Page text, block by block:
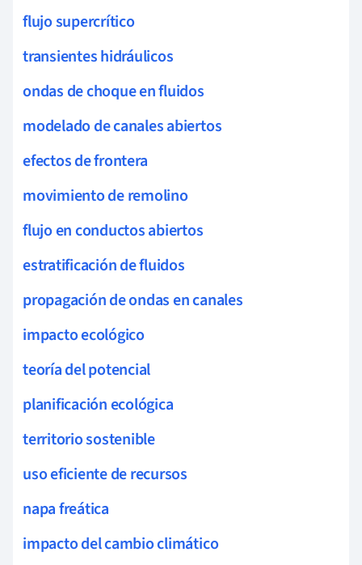
flujo supercrítico
transientes hidráulicos
ondas de choque en fluidos
modelado de canales abiertos
efectos de frontera
movimiento de remolino
flujo en conductos abiertos
estratificación de fluidos
propagación de ondas en canales
impacto ecológico
teoría del potencial
planificación ecológica
territorio sostenible
uso eficiente de recursos
napa freática
impacto del cambio climático